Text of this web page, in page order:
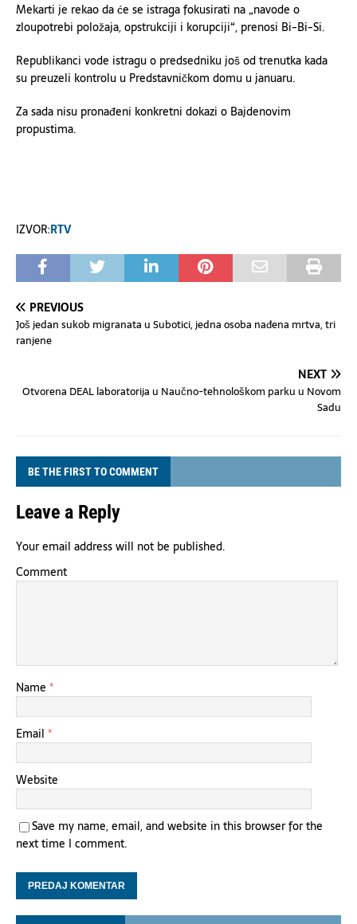
Mekarti je rekao da će se istraga fokusirati na „navode o
zloupotrebi položaja, opstrukciji i korupciji“, prenosi Bi-Bi-Si.
Republikanci vode istragu o predsedniku još od trenutka kada
su preuzeli kontrolu u Predstavničkom domu u januaru.
Za sada nisu pronađeni konkretni dokazi o Bajdenovim
propustima.
IZVOR:RTV
PREVIOUS
Još jedan sukob migranata u Subotici, jedna osoba nađena mrtva, tri
ranjene
NEXT
Otvorena DEAL laboratorija u Naučno-tehnološkom parku u Novom
Sadu
BE THE FIRST TO COMMENT
Leave a Reply
Your email address will not be published.
Comment
Name *
Email *
Website
Save my name, email, and website in this browser for the
next time I comment.